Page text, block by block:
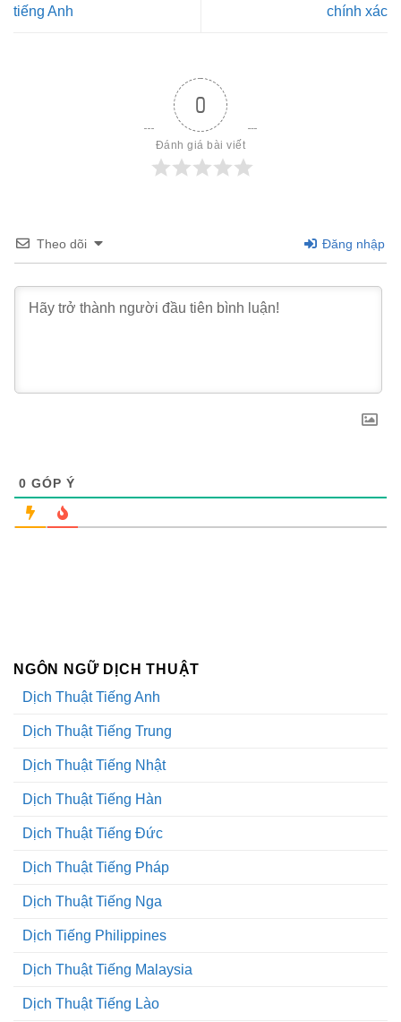
tiếng Anh
chính xác
0
Đánh giá bài viết
Theo dõi Đăng nhập
0 GÓP Ý
NGÔN NGỮ DỊCH THUẬT
Dịch Thuật Tiếng Anh
Dịch Thuật Tiếng Trung
Dịch Thuật Tiếng Nhật
Dịch Thuật Tiếng Hàn
Dịch Thuật Tiếng Đức
Dịch Thuật Tiếng Pháp
Dịch Thuật Tiếng Nga
Dịch Tiếng Philippines
Dịch Thuật Tiếng Malaysia
Dịch Thuật Tiếng Lào